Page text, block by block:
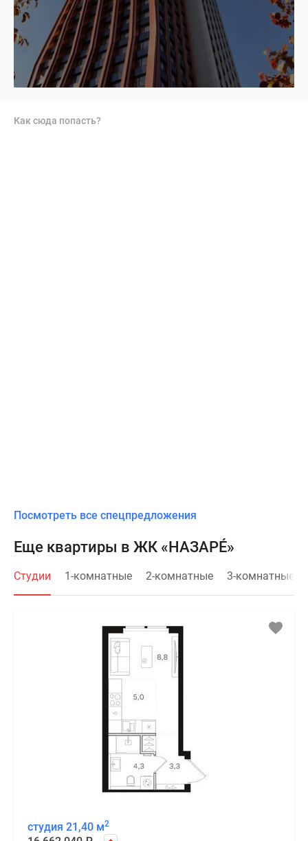
Как сюда попасть?
Посмотреть все спецпредложения
Еще квартиры в ЖК «НАЗАРÉ»
Студии 1-комнатные 2-комнатные 3-комнатные
студия 21,40 м2